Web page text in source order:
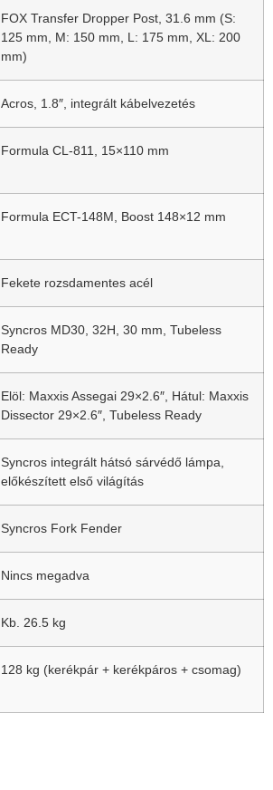
FOX Transfer Dropper Post, 31.6 mm (S:
125 mm, M: 150 mm, L: 175 mm, XL: 200
mm)
Acros, 1.8″, integrált kábelvezetés
Formula CL-811, 15×110 mm
Formula ECT-148M, Boost 148×12 mm
Fekete rozsdamentes acél
Syncros MD30, 32H, 30 mm, Tubeless
Ready
Elöl: Maxxis Assegai 29×2.6″, Hátul: Maxxis
Dissector 29×2.6″, Tubeless Ready
Syncros integrált hátsó sárvédő lámpa,
előkészített első világítás
Syncros Fork Fender
Nincs megadva
Kb. 26.5 kg
128 kg (kerékpár + kerékpáros + csomag)